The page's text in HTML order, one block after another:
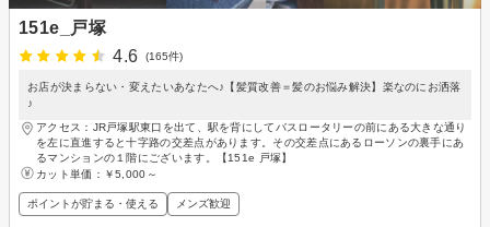
151e_戸塚
4.6
(165件)
お店が決まらない・変えたいあなたへ♪【髪質改善＝髪のお悩み解決】楽なのにお洒落
♪
アクセス：JR戸塚駅東口を出て、駅を背にしてバスロータリーの前にある大きな通り
を左に直進すると十字路の交差点があります。その交差点にあるローソンの裏手にあ
るマンションの１階にございます。【151e 戸塚】
カット単価： ￥5,000～
ポイントが貯まる・使える メンズ歓迎